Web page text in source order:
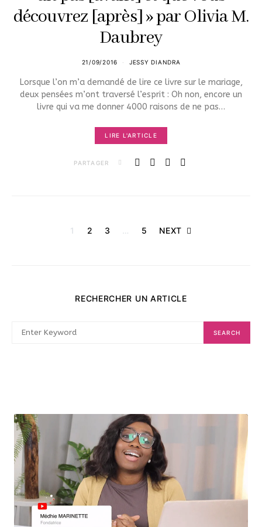
découvrez [après] » par Olivia M.
Daubrey
21/09/2016 JESSY DIANDRA
Lorsque l’on m’a demandé de lire ce livre sur le mariage,
deux pensées m’ont traversé l’esprit : Oh non, encore un
livre qui va me donner 4000 raisons de ne pas…
LIRE L'ARTICLE
PARTAGER
Pagination
publications
1 2 3 … 5 NEXT
RECHERCHER UN ARTICLE
FOR:
SEARCH